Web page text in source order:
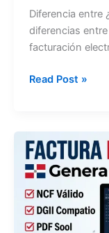
Diferencia entre
diferencias
facturación
Diferencia
y
e-
CF:
Guía
DGII
2026
|
Read Post »